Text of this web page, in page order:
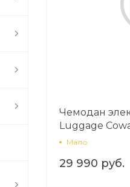
Чемодан
Luggage
Мало
29 990 руб.